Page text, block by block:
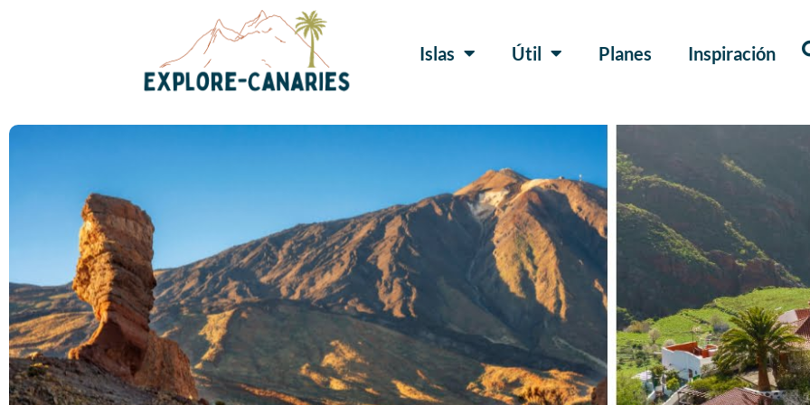
Islas Útil Planes Inspiración